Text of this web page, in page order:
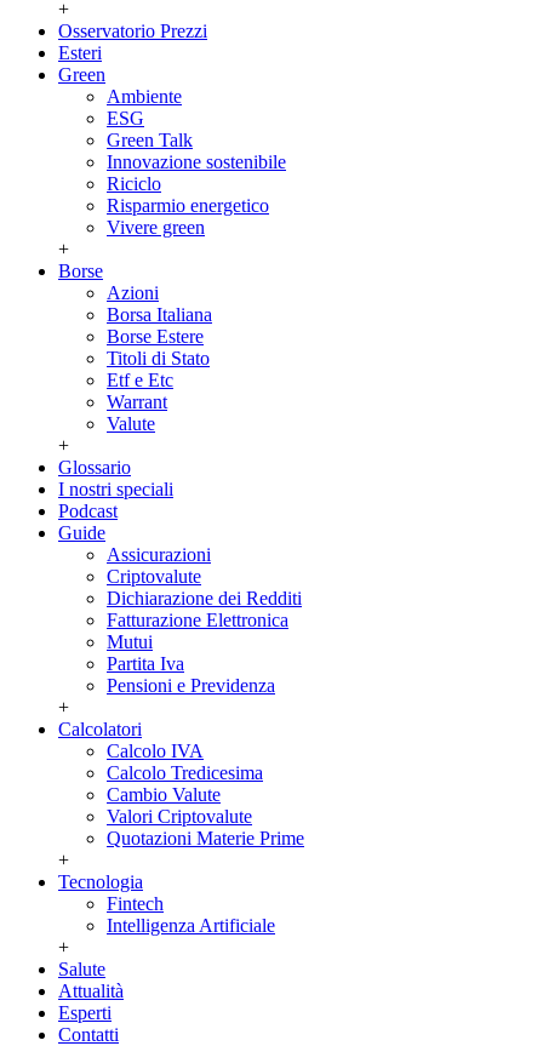
+
Osservatorio Prezzi
Esteri
Green
Ambiente
ESG
Green Talk
Innovazione sostenibile
Riciclo
Risparmio energetico
Vivere green
+
Borse
Azioni
Borsa Italiana
Borse Estere
Titoli di Stato
Etf e Etc
Warrant
Valute
+
Glossario
I nostri speciali
Podcast
Guide
Assicurazioni
Criptovalute
Dichiarazione dei Redditi
Fatturazione Elettronica
Mutui
Partita Iva
Pensioni e Previdenza
+
Calcolatori
Calcolo IVA
Calcolo Tredicesima
Cambio Valute
Valori Criptovalute
Quotazioni Materie Prime
+
Tecnologia
Fintech
Intelligenza Artificiale
+
Salute
Attualità
Esperti
Contatti